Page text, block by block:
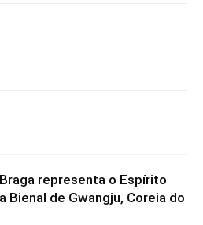
representa o Espírito
Bienal de Gwangju, Coreia do